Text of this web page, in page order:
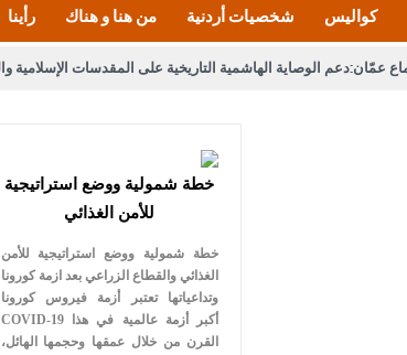
رأينا من هنا و هناك شخصيات أردنية كواليس
عمّان:دعم الوصاية الهاشمية التاريخية على المقدسات الإسلامية
تحرير الصحف اليومية ويؤكد حرص مجلس النواب على شراكة فاعلة مع
الملك يلتقي مجموعة من
خطة شمولية ووضع استراتيجية
للأمن الغذائي
خطة شمولية ووضع استراتيجية للأمن
الغذائي والقطاع الزراعي بعد ازمة كورونا
وتداعياتها تعتبر أزمة فيروس كورونا
COVID-19 أكبر أزمة عالمية في هذا
القرن من خلال عمقها وحجمها الهائل،